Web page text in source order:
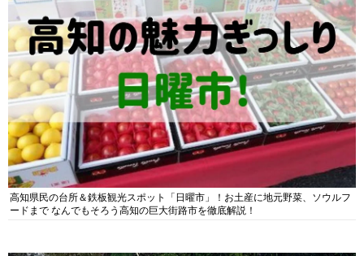
高知県民の台所＆鉄板観光スポット「日曜市」！お土産に地元野菜、ソウルフ
ードまで なんでもそろう高知の巨大街路市を徹底解説！